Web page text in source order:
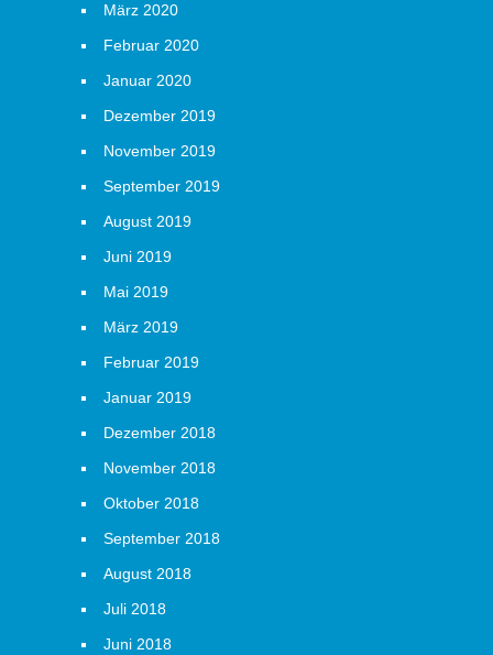
März 2020
Februar 2020
Januar 2020
Dezember 2019
November 2019
September 2019
August 2019
Juni 2019
Mai 2019
März 2019
Februar 2019
Januar 2019
Dezember 2018
November 2018
Oktober 2018
September 2018
August 2018
Juli 2018
Juni 2018